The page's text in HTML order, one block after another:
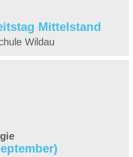
Mittelstand
Wildau